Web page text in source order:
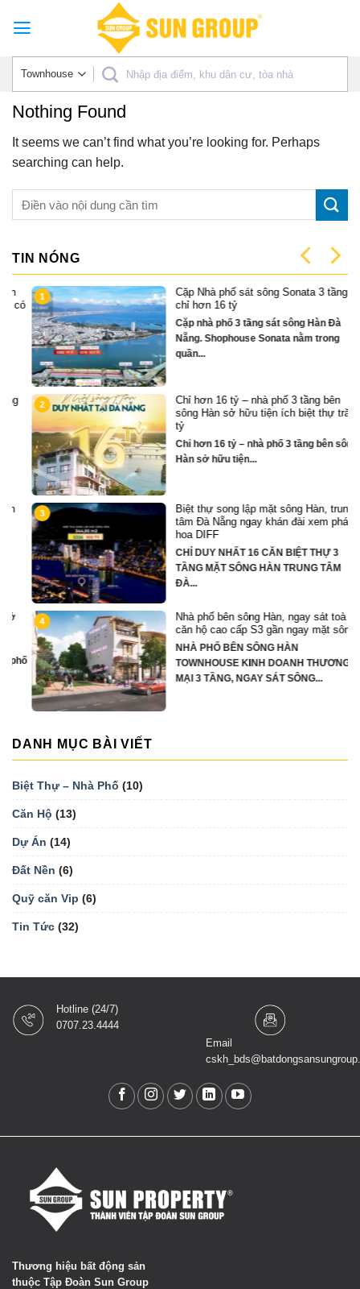
Nothing Found
It seems we can’t find what you’re looking for. Perhaps
searching can help.
TIN NÓNG
Cặp Nhà phố sát sông Sonata 3 tầng
chỉ hơn 16 tỷ
Cặp nhà phố 3 tầng sát sông Hàn Đà
Nẵng. Shophouse Sonata nằm trong
quần...
Chỉ hơn 16 tỷ – nhà phố 3 tầng bên
sông Hàn sở hữu tiện ích biệt thự trăm
tỷ
Chỉ hơn 16 tỷ – nhà phố 3 tầng bên sông
Hàn sở hữu tiện...
Biệt thự song lập mặt sông Hàn, trung
tâm Đà Nẵng ngay khán đài xem pháo
hoa DIFF
CHỈ DUY NHẤT 16 CĂN BIỆT THỰ 3
TẦNG MẶT SÔNG HÀN TRUNG TÂM
ĐÀ...
Nhà phố bên sông Hàn, ngay sát toà
căn hộ cao cấp S3 gần ngay mặt sông
NHÀ PHỐ BÊN SÔNG HÀN
TOWNHOUSE KINH DOANH THƯƠNG
MẠI 3 TẦNG, NGAY SÁT SÔNG...
DANH MỤC BÀI VIẾT
Biệt Thự – Nhà Phố (10)
Căn Hộ (13)
Dự Án (14)
Đất Nền (6)
Quỹ căn Vip (6)
Tin Tức (32)
Hotline (24/7)
0707.23.4444
Email
Thương hiệu bất động sản
thuộc Tập Đoàn Sun Group